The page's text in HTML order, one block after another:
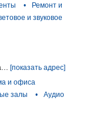
•
Ремонт и
и звуковое
[показать адрес]
и офиса
залы •
Аудио